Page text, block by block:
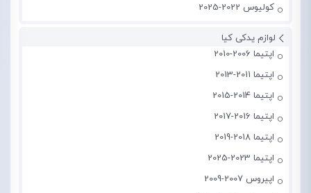
کولیوس 2022-2025
لوازم یدکی کیا
اپتیما 2006-2010
اپتیما 2011-2013
اپتیما 2014-2015
اپتیما 2016-2017
اپتیما 2018-2019
اپتیما 2023-2025
اپیروس 2007-2009